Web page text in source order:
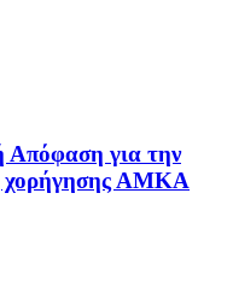
Απόφαση για την
χορήγησης ΑΜΚΑ